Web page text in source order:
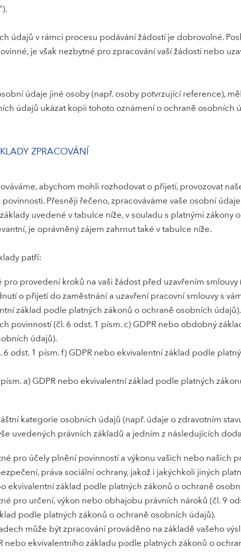
údajů v rámci procesu podávání žádostí je dobrovolné.
je však nezbytné pro zpracování vaší žádosti nebo
údaje jiné osoby (např. osoby potvrzující reference),
údajů ukázat kopii tohoto oznámení o ochraně osobních
ZPRACOVÁNÍ
abychom mohli rozhodovat o přijetí, provozovat
Přesněji řečeno, zpracováváme vaše osobní
uvedené v tabulce níže, v souladu s platnými zákony
je oprávněný zájem zahrnut také v tabulce níže.
patří:
pro provedení kroků na vaši žádost před uzavřením smlouvy
o přijetí do zaměstnání a uzavření pracovní smlouvy s
základ podle platných zákonů o ochraně osobních údajů).
povinností (čl. 6 odst. 1 písm. c) GDPR nebo obdobný
údajů).
6 odst. 1 písm. f) GDPR nebo ekvivalentní základ podle
písm. a) GDPR nebo ekvivalentní základ podle platných
kategorie osobních údajů (např. údaje o zdravotním
uvedených právních základů a jedním z následujících
pro účely plnění povinností a výkonu vašich nebo našich
práva sociální ochrany, jakož i jakýchkoli jiných
ekvivalentní základ podle platných zákonů o ochraně
pro určení, výkon nebo obhajobu právních nároků (čl. 9
podle platných zákonů o ochraně osobních údajů).
může být zpracování prováděno na základě vašeho
nebo ekvivalentního základu podle platných zákonů o